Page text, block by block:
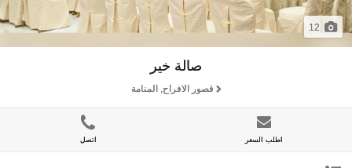
12
صالة خير
قصور الافراح, المنامة
اطلب السعر اتصل